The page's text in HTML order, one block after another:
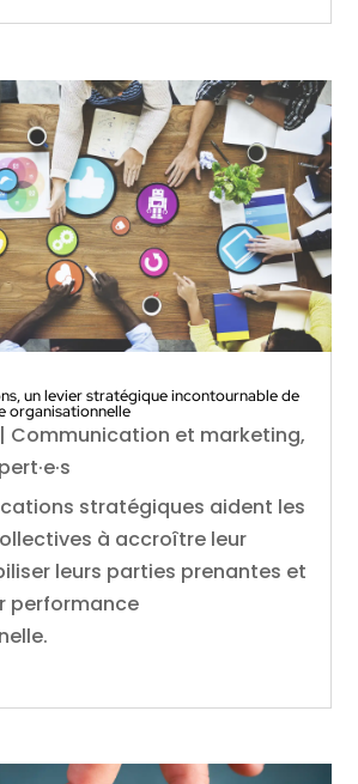
un levier stratégique incontournable de
organisationnelle
| Communication et marketing,
stratégiques aident les
à accroître leur
leurs parties prenantes et
performance